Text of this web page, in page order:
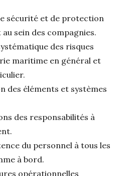
sécurité et de protection
sein des compagnies.
des risques
maritime en général et
des éléments et systèmes
des responsabilités à
du personnel à tous les
à bord.
opérationnelles